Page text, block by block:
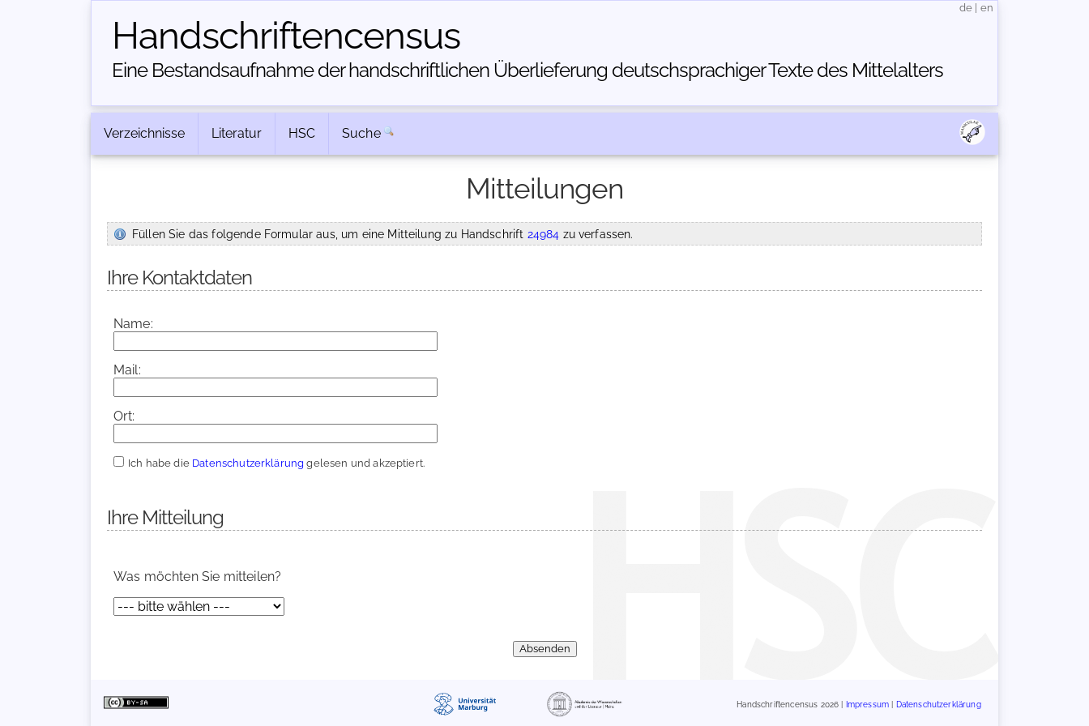
Handschriften­census
Eine Bestandsaufnahme der handschriftlichen Über­lieferung deutschsprachiger Texte des Mittelalters
de en
Verzeichnisse Literatur HSC Suche
Mitteilungen
Füllen Sie das folgende Formular aus, um eine Mitteilung zu Handschrift 24984 zu verfassen.
Ihre Kontaktdaten
Name:
Mail:
Ort:
Ich habe die Datenschutzerklärung gelesen und akzeptiert.
Ihre Mitteilung
Was möchten Sie mitteilen?
Handschriftencensus 2026 | Impressum Datenschutzerklärung